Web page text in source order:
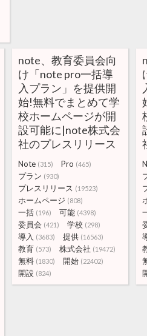
note、教育委員会向
け「note pro一括導
入プラン」を提供開
始!無料でまとめて学
校ホームページが開
設可能に|note株式会
社のプレスリリース
Note (315) Pro (465)
プラン (930)
プレスリリース (19523)
ホームページ (808)
一括 (196) 可能 (4398)
委員会 (421) 学校 (298)
導入 (3683) 提供 (16563)
教育 (573) 株式会社 (19472)
無料 (1830) 開始 (22402)
開設 (824)